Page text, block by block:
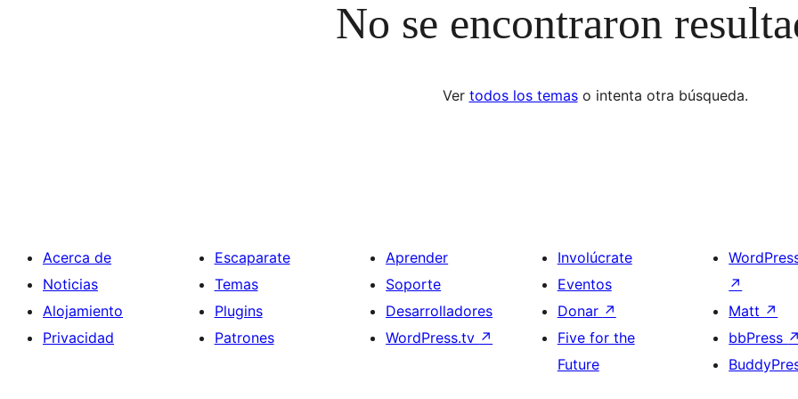
No se encontraron
Ver todos los temaso intenta otra búsqueda.
Acerca de
Noticias
Alojamiento
Privacidad
Escaparate
Temas
Plugins
Patrones
Aprender
Soporte
Desarrolladores
WordPress.tv ↗
Involúcrate
Eventos
Donar ↗
Five for the
Future
↗
Matt ↗
bbPress ↗